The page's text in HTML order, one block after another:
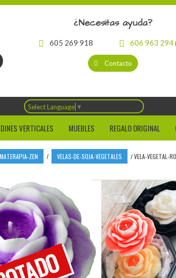
¿Necesitas ayuda?
605 269 918 606 963 294
Contacto
Select Language ▼
VERTICALES MUEBLES REGALO ORIGINAL
ZEN / VELAS-DE-SOJA-VEGETALES /VELA-VEGETAL-